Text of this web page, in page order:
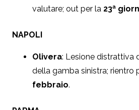
valutare; out per la 23ª
NAPOLI
Olivera: Lesione distrattiva
della gamba sinistra; rientro
febbraio.